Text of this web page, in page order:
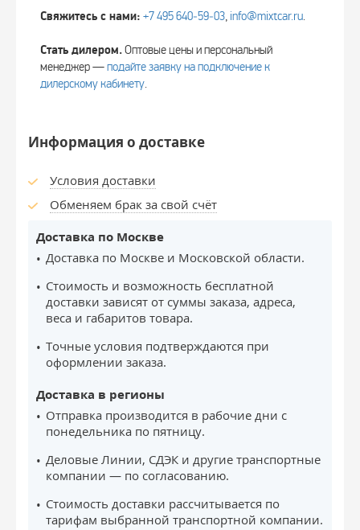
Свяжитесь с нами: +7 495 640‑59‑03, info@mixtcar.ru.
Стать дилером.Оптовые цены и персональный
менеджер —подайте заявку на подключение к
дилерскому кабинету.
Информация о доставке
Условия доставки
Обменяем брак за свой счёт
Доставка по Москве
Доставка по Москве и Московской области.
Стоимость и возможность бесплатной
доставки зависят от суммы заказа, адреса,
веса и габаритов товара.
Точные условия подтверждаются при
оформлении заказа.
Доставка в регионы
Отправка производится в рабочие дни с
понедельника по пятницу.
Деловые Линии, СДЭК и другие транспортные
компании — по согласованию.
Стоимость доставки рассчитывается по
тарифам выбранной транспортной компании.